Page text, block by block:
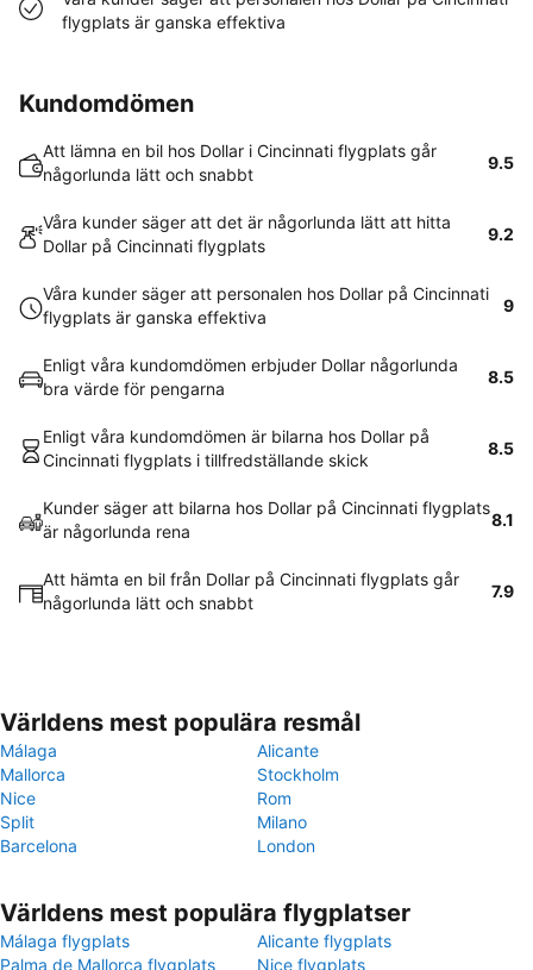
flygplats är ganska effektiva
Kundomdömen
Att lämna en bil hos Dollar i Cincinnati flygplats går
någorlunda lätt och snabbt
9.5
Våra kunder säger att det är någorlunda lätt att hitta
Dollar på Cincinnati flygplats
9.2
Våra kunder säger att personalen hos Dollar på Cincinnati
flygplats är ganska effektiva
9
Enligt våra kundomdömen erbjuder Dollar någorlunda
bra värde för pengarna
8.5
Enligt våra kundomdömen är bilarna hos Dollar på
Cincinnati flygplats i tillfredställande skick
8.5
Kunder säger att bilarna hos Dollar på Cincinnati flygplats
är någorlunda rena
8.1
Att hämta en bil från Dollar på Cincinnati flygplats går
någorlunda lätt och snabbt
7.9
Världens mest populära resmål
Málaga
Alicante
Mallorca
Stockholm
Nice
Rom
Split
Milano
Barcelona
London
Världens mest populära flygplatser
Málaga flygplats
Alicante flygplats
Palma de Mallorca flygplats
Nice flygplats